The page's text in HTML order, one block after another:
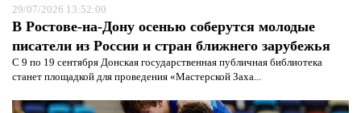
29/07/2026 13:52:00
В Ростове-на-Дону осенью соберутся молодые
писатели из России и стран ближнего зарубежья
С 9 по 19 сентября Донская государственная публичная библиотека
станет площадкой для проведения «Мастерской Заха...
Я согласен с
Я согласен с
политикой конфиденциальности и
защиты информации*